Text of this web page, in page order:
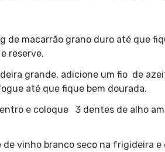
de macarrão grano duro até que
reserve.
grande, adicione um fio de
até que fique bem dourada.
e coloque 3 dentes de alho
de vinho branco seco na frigideira